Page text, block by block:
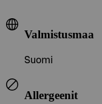
Valmistusmaa
Suomi
Allergeenit